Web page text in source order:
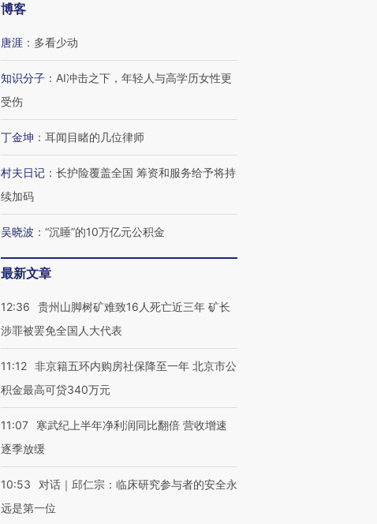
博客
唐涯 ： 多看少动
知识分子 ： AI冲击之下，年轻人与高学历女性更
受伤
丁金坤 ： 耳闻目睹的几位律师
村夫日记 ： 长护险覆盖全国 筹资和服务给予将持
续加码
吴晓波 ： “沉睡”的10万亿元公积金
最新文章
12:36
贵州山脚树矿难致16人死亡近三年 矿长
涉罪被罢免全国人大代表
11:12 非京籍五环内购房社保降至一年 北京市公
积金最高可贷340万元
11:07
寒武纪上半年净利润同比翻倍 营收增速
逐季放缓
10:53
对话｜邱仁宗：临床研究参与者的安全永
远是第一位